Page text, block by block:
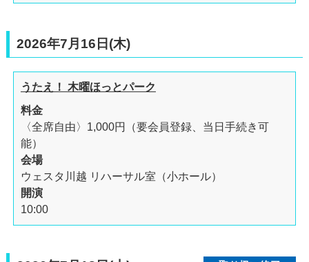
2026年7月16日(木)
うたえ！ 木曜ほっとパーク
料金
〈全席自由〉1,000円（要会員登録、当日手続き可
能）
会場
ウェスタ川越 リハーサル室（小ホール）
開演
10:00